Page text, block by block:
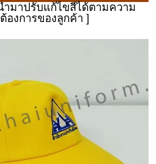
ำมาปรับแก้ไขสีได้ตามความ
ต้องการของลูกค้า ]